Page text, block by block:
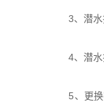
3、潜水排
4、潜水排
5、更换密